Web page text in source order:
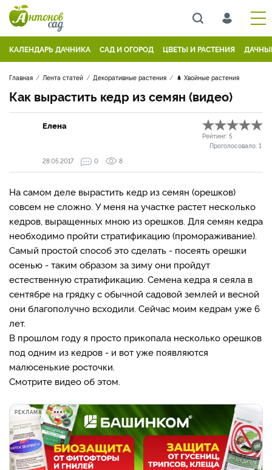
КАЛЕНДАРЬ ДАЧНИКА САД И ОГОРОД ЦВЕТЫ И РАСТЕНИЯ
Главная Лента статей Декоративные растения 🌲 Хвойные растения
Как вырастить кедр из семян (видео)
Елена
Рейтинг: 5
Проголосовало: 1
28.05.2017
0 8
На самом деле вырастить кедр из семян (орешков)
совсем не сложно. У меня на участке растет несколько
кедров, выращенных мною из орешков. Для семян кедра
необходимо пройти стратификацию (промораживание).
Самый простой способ это сделать - посеять орешки
осенью - таким образом за зиму они пройдут
естественную стратификацию. Семена кедра я сеяла в
сентябре на грядку с обычной садовой землей и весной
они благополучно всходили. Сейчас моим кедрам уже 6
лет.
В прошлом году я просто прикопала несколько орешков
под одним из кедров - и вот уже появляются
малюсенькие росточки.
Смотрите видео об этом.
РЕКЛАМА